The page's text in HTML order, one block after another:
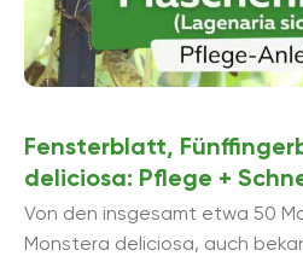
Fensterblatt,
deliciosa: Pflege +
Von den insgesamt etwa 50
Monstera deliciosa, auch